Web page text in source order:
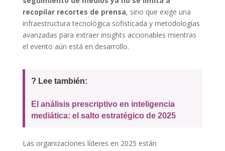
recopilar recortes de prensa, sino que exige una
infraestructura tecnológica sofisticada y metodologías
avanzadas para extraer insights accionables mientras
el evento aún está en desarrollo.
? Lee también:
El análisis prescriptivo en inteligencia
mediática: el salto estratégico de 2025
Las organizaciones líderes en 2025 están